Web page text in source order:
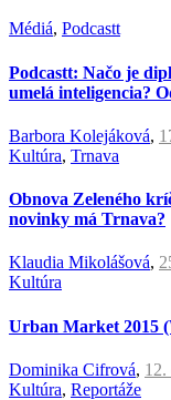
Médiá, Podcastt
Podcastt: Načo je
umelá inteligencia?
Barbora Kolejáková,
Kultúra, Trnava
Obnova Zeleného
novinky má Trnava?
Klaudia Mikolášová,
Kultúra
Urban Market 2015
Dominika Cifrová, 12.
Kultúra, Reportáže